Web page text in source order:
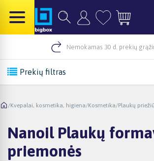
Nemokamas 30 d. prekių
Prekių filtras
/Kvepalai, kosmetika, higiena/Kosmetika/Plaukų
Nanoil Plaukų
priemonės